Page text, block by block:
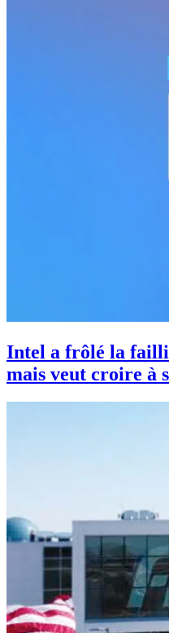
Intel a frôlé la
mais veut croire à